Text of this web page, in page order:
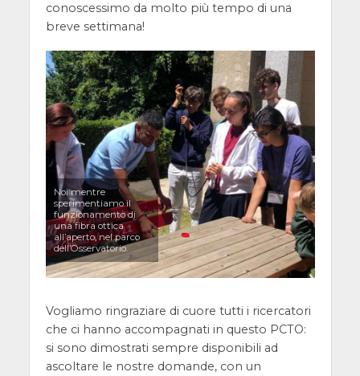
conoscessimo da molto più tempo di una
breve settimana!
Noi mentre
sperimentiamo il
funzionamento di
una fibra ottica
all’aperto, nel parco
dell’Osservatorio.
Vogliamo ringraziare di cuore tutti i ricercatori
che ci hanno accompagnati in questo PCTO:
si sono dimostrati sempre disponibili ad
ascoltare le nostre domande, con un